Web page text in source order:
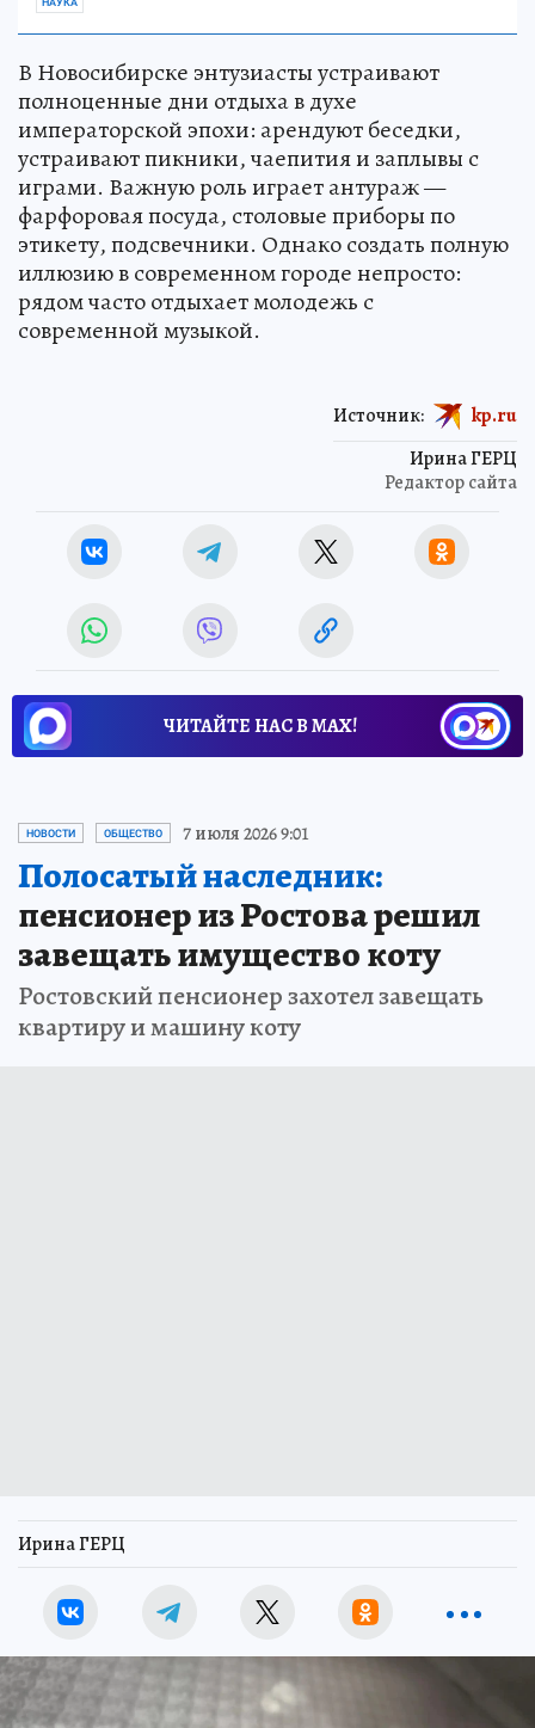
В Новосибирске энтузиасты устраивают
полноценные дни отдыха в духе
императорской эпохи: арендуют беседки,
устраивают пикники, чаепития и заплывы с
играми. Важную роль играет антураж —
фарфоровая посуда, столовые приборы по
этикету, подсвечники. Однако создать полную
иллюзию в современном городе непросто:
рядом часто отдыхает молодежь с
современной музыкой.
Ирина ГЕРЦ
Редактор сайта
Источник: kp.ru
ЧИТАЙТЕ НАС В МАХ!
НОВОСТИ ОБЩЕСТВО 7 июля 2026 9:01
Полосатый наследник:
пенсионер из Ростова решил
завещать имущество коту
Ростовский пенсионер захотел завещать
квартиру и машину коту
Ирина ГЕРЦ